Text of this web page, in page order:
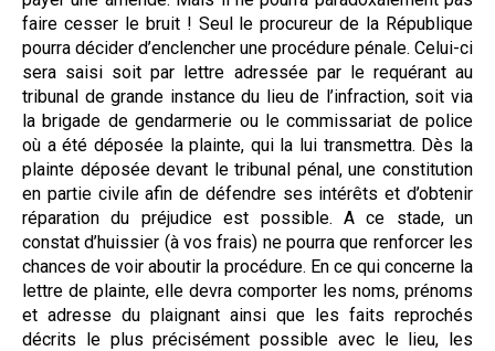
faire cesser le bruit ! Seul le procureur de la République
pourra décider d’enclencher une procédure pénale. Celui-ci
sera saisi soit par lettre adressée par le requérant au
tribunal de grande instance du lieu de l’infraction, soit via
la brigade de gendarmerie ou le commissariat de police
où a été déposée la plainte, qui la lui transmettra. Dès la
plainte déposée devant le tribunal pénal, une constitution
en partie civile afin de défendre ses intérêts et d’obtenir
réparation du préjudice est possible. A ce stade, un
constat d’huissier (à vos frais) ne pourra que renforcer les
chances de voir aboutir la procédure. En ce qui concerne la
lettre de plainte, elle devra comporter les noms, prénoms
et adresse du plaignant ainsi que les faits reprochés
décrits le plus précisément possible avec le lieu, les